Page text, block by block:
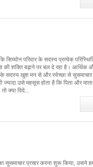
सिय्योन परिवार के सदस्य प्रत्येक
की शक्ति बढ़ाने पर बल दे रहा है। आर्थिक
के सदस्य खुश मन से और स्वेच्छा से
ज्यादा उसे महसूस होता है कि पिता और
क्या विदे...
सुसमाचार प्रचार करना शुरू किया, उसने